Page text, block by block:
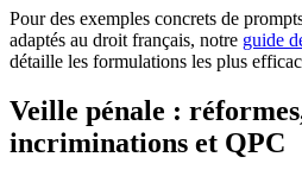
Pour des exemples concrets de
adaptés au droit français, notre guide
détaille les formulations les plus
Veille pénale :
incriminations et QPC